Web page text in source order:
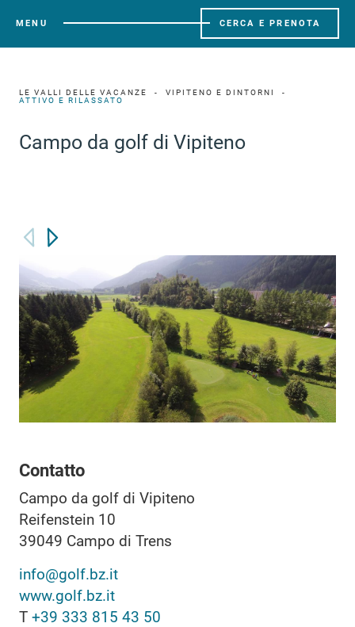
MENU CERCA E PRENOTA
LE VALLI DELLE VACANZE
VIPITENO E DINTORNI
ATTIVO E RILASSATO
Campo da golf di Vipiteno
Contatto
Campo da golf di Vipiteno
Reifenstein 10
39049 Campo di Trens
info@golf.bz.it
www.golf.bz.it
T +39 333 815 43 50